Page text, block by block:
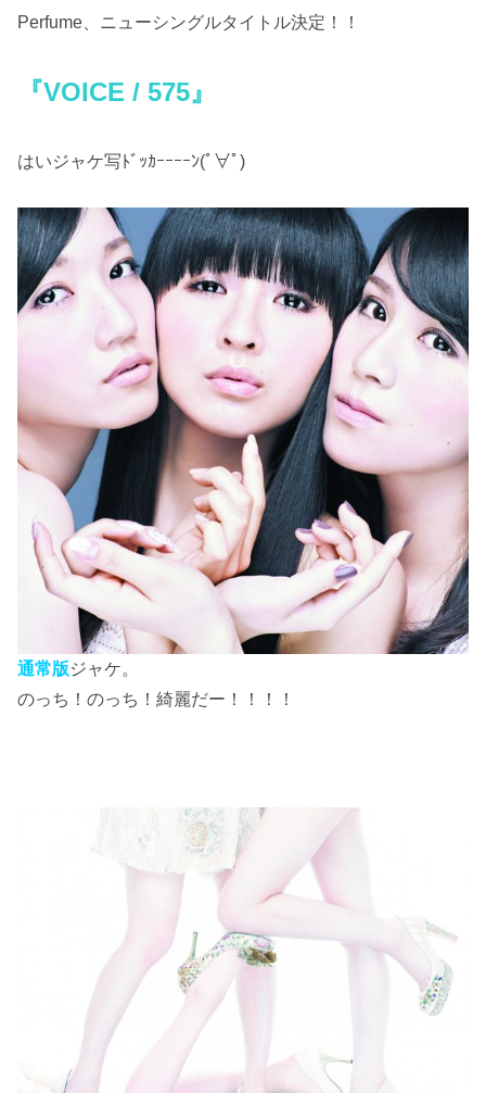
Perfume、ニューシングルタイトル決定！！
『VOICE / 575』
はいジャケ写ﾄﾞｯｶｰｰｰｰﾝ(ﾟ∀ﾟ)
通常版ジャケ。
のっち！のっち！綺麗だー！！！！